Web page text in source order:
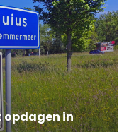
opdagen in